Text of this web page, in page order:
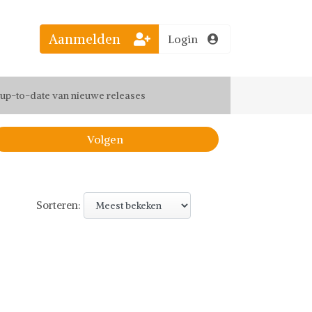
jouw favoriete looks
to-date van nieuwe releases
de leukste items met vrienden
Aanmelden Login
Volgen
Sorteren: